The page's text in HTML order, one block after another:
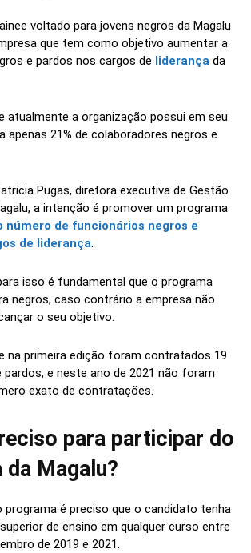
voltado para jovens negros da Magalu
que tem como objetivo aumentar a
e pardos nos cargos de liderança da
atualmente a organização possui em seu
apenas 21% de colaboradores negros e
Pugas, diretora executiva de Gestão
a intenção é promover um programa
número de funcionários negros e
de liderança.
isso é fundamental que o programa
negros, caso contrário a empresa não
o seu objetivo.
na primeira edição foram contratados 19
pardos, e neste ano de 2021 não foram
exato de contratações.
para participar do
Magalu?
programa é preciso que o candidato tenha
de ensino em qualquer curso entre
de 2019 e 2021.